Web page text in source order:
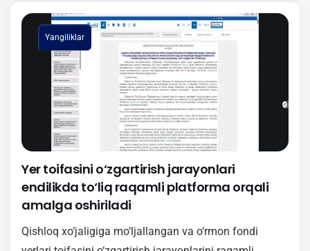
hududlarda samarali tatbiq etish, undan foydalanish
tartibi hamda ushbu platformaning amaliy ahamiyati
haqida batafsil ma’lumot berildi. Shuningdek, seminar
doirasida O‘zbekiston Respublikasi Vazirlar
Mahkamasining 381-sonli…
Yangiliklar
Yer toifasini o‘zgartirish jarayonlari
endilikda to‘liq raqamli platforma orqali
amalga oshiriladi
Qishloq xo‘jaligiga mo‘ljallangan va o‘rmon fondi